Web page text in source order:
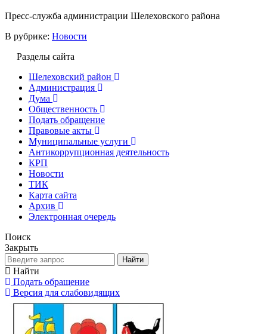
Пресс-служба администрации Шелеховского района
В рубрике: Новости
Разделы сайта
Шелеховский район
Администрация
Дума
Общественность
Подать обращение
Правовые акты
Муниципальные услуги
Антикоррупционная деятельность
КРП
Новости
ТИК
Карта сайта
Архив
Электронная очередь
Поиск
Закрыть
Найти
Найти
Подать обращение
Версия для слабовидящих